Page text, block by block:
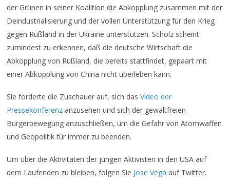
der Grünen in seiner Koalition die Abkopplung zusammen mit der
Deindustrialisierung und der vollen Unterstützung für den Krieg
gegen Rußland in der Ukraine unterstützen. Scholz scheint
zumindest zu erkennen, daß die deutsche Wirtschaft die
Abkopplung von Rußland, die bereits stattfindet, gepaart mit
einer Abkopplung von China nicht überleben kann.
Sie forderte die Zuschauer auf, sich dasVideo der
Pressekonferenzanzusehen und sich der gewaltfreien
Bürgerbewegung anzuschließen, um die Gefahr von Atomwaffen
und Geopolitik für immer zu beenden.
Um über die Aktivitäten der jungen Aktivisten in den USA auf
dem Laufenden zu bleiben, folgen Sie Jose Vega auf Twitter.